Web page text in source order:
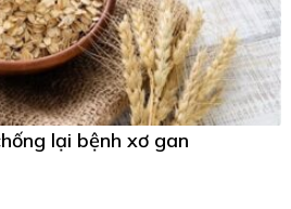
lại bệnh xơ gan